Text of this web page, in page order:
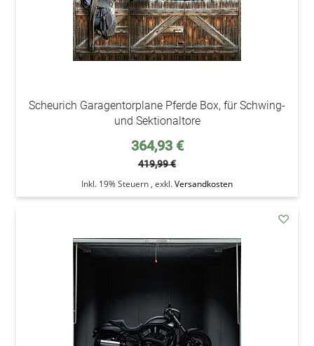
Scheurich Garagentorplane Pferde Box, für Schwing-
und Sektionaltore
Sonderpreis
364,93 €
419,99 €
Inkl. 19% Steuern , exkl.Versandkosten